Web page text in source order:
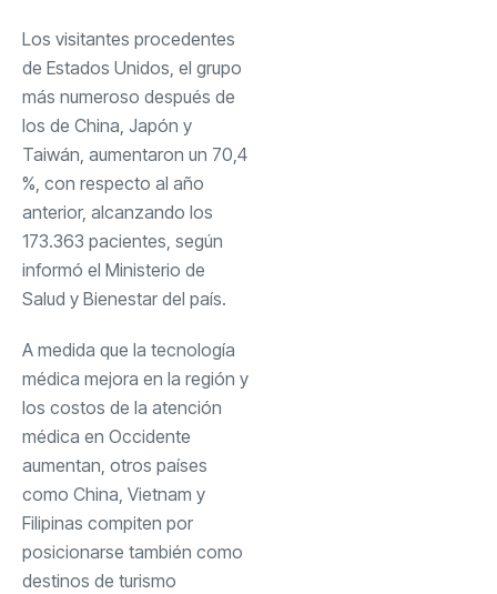
Los visitantes procedentes
de Estados Unidos, el grupo
más numeroso después de
los de China, Japón y
Taiwán, aumentaron un 70,4
%, con respecto al año
anterior, alcanzando los
173.363 pacientes, según
informó el Ministerio de
Salud y Bienestar del país.
A medida que la tecnología
médica mejora en la región y
los costos de la atención
médica en Occidente
aumentan, otros países
como China, Vietnam y
Filipinas compiten por
posicionarse también como
destinos de turismo